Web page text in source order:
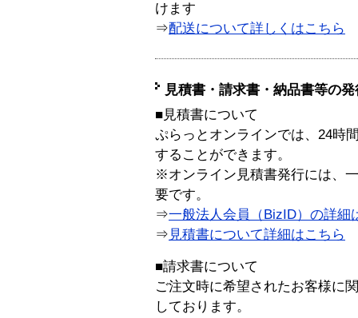
けます
⇒配送について詳しくはこちら
見積書・請求書・納品書等の
■見積書について
ぷらっとオンラインでは、24時
することができます。
※オンライン見積書発行には、
要です。
⇒一般法人会員（BizID）の詳細
⇒ 見積書について詳細はこちら
■請求書について
ご注文時に希望されたお客様に
しております。